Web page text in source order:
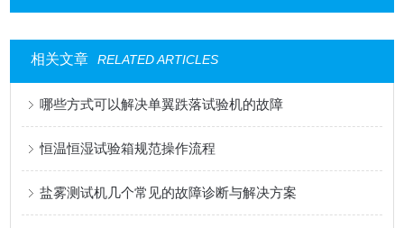
相关文章 RELATED ARTICLES
哪些方式可以解决单翼跌落试验机的故障
恒温恒湿试验箱规范操作流程
盐雾测试机几个常见的故障诊断与解决方案